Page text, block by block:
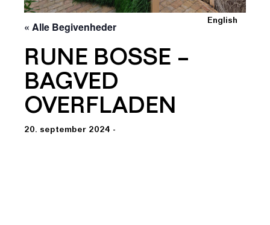
English
« Alle Begivenheder
RUNE BOSSE –
BAGVED
OVERFLADEN
20. september 2024 -